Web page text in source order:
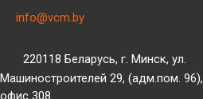
info@vcm.by
220118 Беларусь, г. Минск, ул.
Машиностроителей 29, (адм.пом. 96),
офис 308